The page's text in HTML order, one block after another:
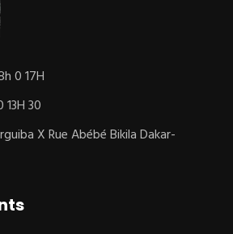
0 17H
30
X Rue Abébé Bikila Dakar-